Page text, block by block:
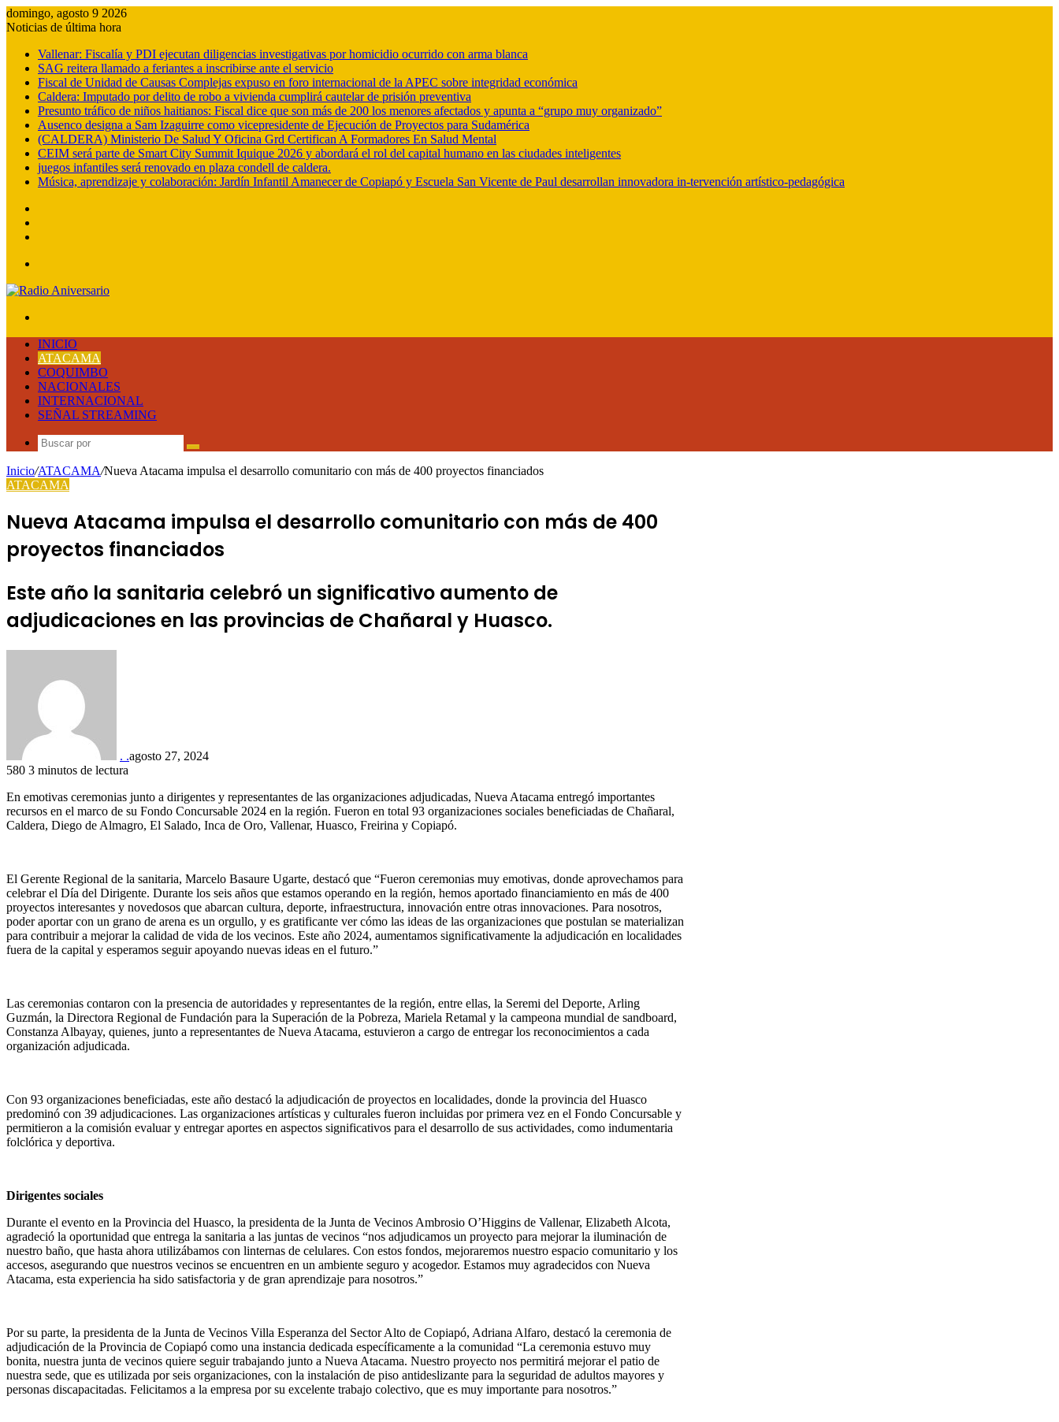
domingo, agosto 9 2026
Noticias de última hora
Vallenar: Fiscalía y PDI ejecutan diligencias investigativas por homicidio ocurrido con arma blanca
SAG reitera llamado a feriantes a inscribirse ante el servicio
Fiscal de Unidad de Causas Complejas expuso en foro internacional de la APEC sobre integridad económica
Caldera: Imputado por delito de robo a vivienda cumplirá cautelar de prisión preventiva
Presunto tráfico de niños haitianos: Fiscal dice que son más de 200 los menores afectados y apunta a “grupo muy organizado”
Ausenco designa a Sam Izaguirre como vicepresidente de Ejecución de Proyectos para Sudamérica
(CALDERA) Ministerio De Salud Y Oficina Grd Certifican A Formadores En Salud Mental
CEIM será parte de Smart City Summit Iquique 2026 y abordará el rol del capital humano en las ciudades inteligentes
juegos infantiles será renovado en plaza condell de caldera.
Música, aprendizaje y colaboración: Jardín Infantil Amanecer de Copiapó y Escuela San Vicente de Paul desarrollan innovadora in-tervención artístico-pedagógica
INICIO
ATACAMA
COQUIMBO
NACIONALES
INTERNACIONAL
SEÑAL STREAMING
Buscar
Inicio/ATACAMA/Nueva Atacama impulsa el desarrollo comunitario con más de 400 proyectos financiados
ATACAMA
Nueva Atacama impulsa el desarrollo comunitario con más de 400
proyectos financiados
Este año la sanitaria celebró un significativo aumento de
adjudicaciones en las provincias de Chañaral y Huasco.
. .agosto 27, 2024
580 3 minutos de lectura
En emotivas ceremonias junto a dirigentes y representantes de las organizaciones adjudicadas, Nueva Atacama entregó importantes
recursos en el marco de su Fondo Concursable 2024 en la región. Fueron en total 93 organizaciones sociales beneficiadas de Chañaral,
Caldera, Diego de Almagro, El Salado, Inca de Oro, Vallenar, Huasco, Freirina y Copiapó.
El Gerente Regional de la sanitaria, Marcelo Basaure Ugarte, destacó que “Fueron ceremonias muy emotivas, donde aprovechamos para
celebrar el Día del Dirigente. Durante los seis años que estamos operando en la región, hemos aportado financiamiento en más de 400
proyectos interesantes y novedosos que abarcan cultura, deporte, infraestructura, innovación entre otras innovaciones. Para nosotros,
poder aportar con un grano de arena es un orgullo, y es gratificante ver cómo las ideas de las organizaciones que postulan se materializan
para contribuir a mejorar la calidad de vida de los vecinos. Este año 2024, aumentamos significativamente la adjudicación en localidades
fuera de la capital y esperamos seguir apoyando nuevas ideas en el futuro.”
Las ceremonias contaron con la presencia de autoridades y representantes de la región, entre ellas, la Seremi del Deporte, Arling
Guzmán, la Directora Regional de Fundación para la Superación de la Pobreza, Mariela Retamal y la campeona mundial de sandboard,
Constanza Albayay, quienes, junto a representantes de Nueva Atacama, estuvieron a cargo de entregar los reconocimientos a cada
organización adjudicada.
Con 93 organizaciones beneficiadas, este año destacó la adjudicación de proyectos en localidades, donde la provincia del Huasco
predominó con 39 adjudicaciones. Las organizaciones artísticas y culturales fueron incluidas por primera vez en el Fondo Concursable y
permitieron a la comisión evaluar y entregar aportes en aspectos significativos para el desarrollo de sus actividades, como indumentaria
folclórica y deportiva.
Dirigentes sociales
Durante el evento en la Provincia del Huasco, la presidenta de la Junta de Vecinos Ambrosio O’Higgins de Vallenar, Elizabeth Alcota,
agradeció la oportunidad que entrega la sanitaria a las juntas de vecinos “nos adjudicamos un proyecto para mejorar la iluminación de
nuestro baño, que hasta ahora utilizábamos con linternas de celulares. Con estos fondos, mejoraremos nuestro espacio comunitario y los
accesos, asegurando que nuestros vecinos se encuentren en un ambiente seguro y acogedor. Estamos muy agradecidos con Nueva
Atacama, esta experiencia ha sido satisfactoria y de gran aprendizaje para nosotros.”
Por su parte, la presidenta de la Junta de Vecinos Villa Esperanza del Sector Alto de Copiapó, Adriana Alfaro, destacó la ceremonia de
adjudicación de la Provincia de Copiapó como una instancia dedicada específicamente a la comunidad “La ceremonia estuvo muy
bonita, nuestra junta de vecinos quiere seguir trabajando junto a Nueva Atacama. Nuestro proyecto nos permitirá mejorar el patio de
nuestra sede, que es utilizada por seis organizaciones, con la instalación de piso antideslizante para la seguridad de adultos mayores y
personas discapacitadas. Felicitamos a la empresa por su excelente trabajo colectivo, que es muy importante para nosotros.”